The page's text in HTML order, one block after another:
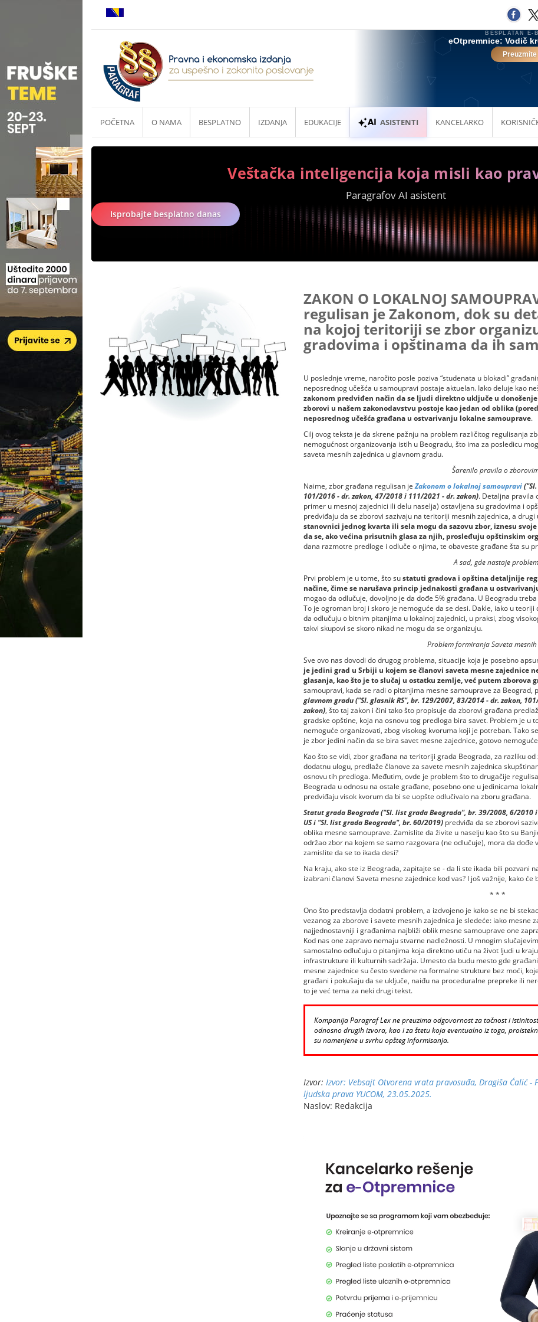
POČETNA O NAMA BESPLATNO IZDANJA EDUKACIJE ASISTENTI KANCELARKO
Veštačka inteligencija koja misli kao
Paragrafov AI asistent
Isprobajte besplatno danas
ZAKON O LOKALNOJ
regulisan je Zakonom, dok su
na kojoj teritoriji se zbor
gradovima i opštinama da ih
U poslednje vreme, naročito posle poziva “studenata u blokadi”
neposrednog učešća u samoupravi postaje aktuelan. Iako deluje kao
zakonom predviđen način da se ljudi direktno uključe u
zborovi u našem zakonodavstvu postoje kao jedan od oblika
neposrednog učešća građana u ostvarivanju lokalne samouprave.
Cilj ovog teksta je da skrene pažnju na problem različitog regulisanja
nemogućnost organizovanja istih u Beogradu, što ima za posledicu
saveta mesnih zajednica u glavnom gradu.
Šarenilo pravila o
Naime, zbor građana regulisan jeZakonom o lokalnoj samoupravi("Sl.
101/2016 - dr. zakon, 47/2018 i 111/2021 - dr. zakon). Detaljna pravila
primer u mesnoj zajednici ili delu naselja) ostavljena su gradovima i
predviđaju da se zborovi sazivaju na teritoriji mesnih zajednica, a
stanovnici jednog kvarta ili sela mogu da sazovu zbor, iznesu
da se, ako većina prisutnih glasa za njih, prosleđuju opštinskim
dana razmotre predloge i odluče o njima, te obaveste građane šta su
A sad, gde nastaje
Prvi problem je u tome, što sustatuti gradova i opština detaljnije
načine, čime se narušava princip jednakosti građana u
mogao da odlučuje, dovoljno je da dođe 5% građana. U Beogradu
To je ogroman broj i skoro je nemoguće da se desi. Dakle, iako u
da odlučuju o bitnim pitanjima u lokalnoj zajednici, u praksi, zbog
takvi skupovi se skoro nikad ne mogu da se organizuju.
Problem formiranja Saveta
Sve ovo nas dovodi do drugog problema, situacije koja je posebno
je jedini grad u Srbiji u kojem se članovi saveta mesne zajednice
glasanja, kao što je to slučaj u ostatku zemlje, već putem zborova
samoupravi, kada se radi o pitanjima mesne samouprave za Beograd,
glavnom gradu ("Sl. glasnik RS", br. 129/2007, 83/2014 - dr. zakon,
zakon), što taj zakon i čini tako što propisuje da zborovi građana
gradske opštine, koja na osnovu tog predloga bira savet. Problem je u
nemoguće organizovati, zbog visokog kvoruma koji je potreban. Tako
je zbor jedini način da se bira savet mesne zajednice, gotovo
Kao što se vidi, zbor građana na teritoriji grada Beograda, za razliku
dodatnu ulogu, predlaže članove za savete mesnih zajednica
osnovu tih predloga. Međutim, ovde je problem što to drugačije
Beograda u odnosu na ostale građane, posebno one u jedinicama
predviđaju visok kvorum da bi se uopšte odlučivalo na zboru građana.
Statut grada Beograda ("Sl. list grada Beograda", br. 39/2008, 6/2010
US i "Sl. list grada Beograda", br. 60/2019) predviđa da se zborovi
oblika mesne samouprave. Zamislite da živite u naselju kao što su
održao zbor na kojem se samo razgovara (ne odlučuje), mora da dođe
zamislite da se to ikada desi?
Na kraju, ako ste iz Beograda, zapitajte se - da li ste ikada bili pozvani
izabrani članovi Saveta mesne zajednice kod vas? I još važnije, kako će
* * *
Ono što predstavlja dodatni problem, a izdvojeno je kako se ne bi
vezanog za zborove i savete mesnih zajednica je sledeće: iako mesne
najjednostavniji i građanima najbliži oblik mesne samouprave one
Kod nas one zapravo nemaju stvarne nadležnosti. U mnogim
samostalno odlučuju o pitanjima koja direktno utiču na život ljudi u
infrastrukture ili kulturnih sadržaja. Umesto da budu mesto gde
mesne zajednice su često svedene na formalne strukture bez moći,
građani i pokušaju da se uključe, naiđu na proceduralne prepreke ili
to je već tema za neki drugi tekst.
Kompanija Paragraf Lex ne preuzima odgovornost za tačnost i
odnosno drugih izvora, kao i za štetu koja eventualno iz toga,
su namenjene u svrhu opšteg informisanja.
Izvor: Izvor: Vebsajt Otvorena vrata pravosuđa, Dragiša Ćalić
ljudska prava YUCOM, 23.05.2025.
Naslov: Redakcija